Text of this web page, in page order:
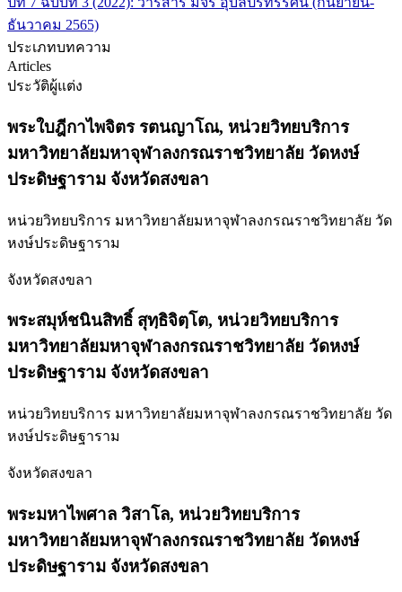
ธันวาคม 2565)
ประเภทบทความ
Articles
ประวัติผู้แต่ง
พระใบฎีกาไพจิตร รตนญาโณ, หน่วยวิทยบริการ
มหาวิทยาลัยมหาจุฬาลงกรณราชวิทยาลัย วัดหงษ์
ประดิษฐาราม จังหวัดสงขลา
หน่วยวิทยบริการ มหาวิทยาลัยมหาจุฬาลงกรณราชวิทยาลัย วัด
หงษ์ประดิษฐาราม
จังหวัดสงขลา
พระสมุห์ชนินสิทธิ์ สุทฺธิจิตฺโต, หน่วยวิทยบริการ
มหาวิทยาลัยมหาจุฬาลงกรณราชวิทยาลัย วัดหงษ์
ประดิษฐาราม จังหวัดสงขลา
หน่วยวิทยบริการ มหาวิทยาลัยมหาจุฬาลงกรณราชวิทยาลัย วัด
หงษ์ประดิษฐาราม
จังหวัดสงขลา
พระมหาไพศาล วิสาโล, หน่วยวิทยบริการ
มหาวิทยาลัยมหาจุฬาลงกรณราชวิทยาลัย วัดหงษ์
ประดิษฐาราม จังหวัดสงขลา